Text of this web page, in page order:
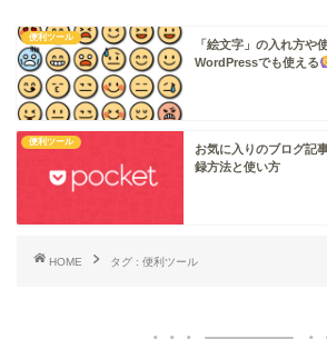
便利ツール
「絵文字」の入れ方や
WordPressでも使える
便利ツール
お気に入りのブログ記
録方法と使い方
HOME タグ : 便利ツール